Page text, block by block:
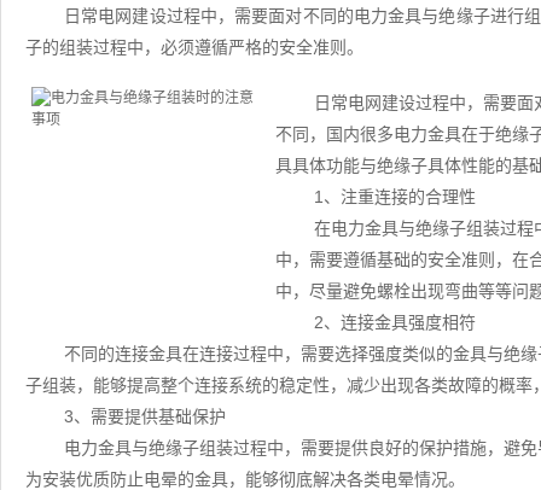
日常电网建设过程中，需要面对不同的电力金具与绝缘子进行
子的组装过程中，必须遵循严格的安全准则。
日常电网建设过程中，需要
不同，国内很多电力金具在于绝缘
具具体功能与绝缘子具体性能的基
1、注重连接的合理性
在电力金具与绝缘子组装过
中，需要遵循基础的安全准则，在
中，尽量避免螺栓出现弯曲等等问
2、连接金具强度相符
不同的连接金具在连接过程中，需要选择强度类似的金具与绝
子组装，能够提高整个连接系统的稳定性，减少出现各类故障的概率
3、需要提供基础保护
电力金具与绝缘子组装过程中，需要提供良好的保护措施，避
为安装优质防止电晕的金具，能够彻底解决各类电晕情况。